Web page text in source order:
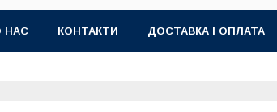
НАС КОНТАКТИ ДОСТАВКА І ОПЛАТА